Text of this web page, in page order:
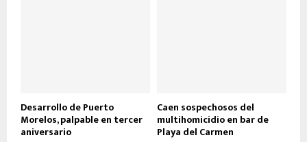
Desarrollo de Puerto
Morelos, palpable en tercer
aniversario
Caen sospechosos del
multihomicidio en bar de
Playa del Carmen